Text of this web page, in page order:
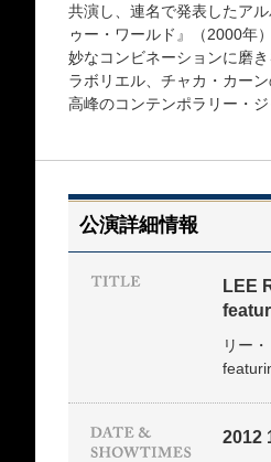
共演し、連名で発表したア
ゥー・ワールド』（2000年
妙なコンビネーションに磨
ラボリエル、チャカ・カー
高峰のコンテンポラリー・
公演詳細情報
LEE
リー
2012